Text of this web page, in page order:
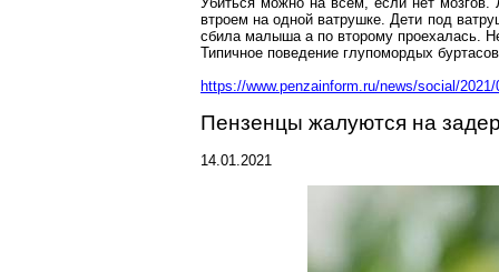
втроем на одной ватрушке. Дети под
сбила малышаа по второму проехалась.
Типичное поведение глупомордых буртасов
https://www.penzainform.ru/news/social/
Пензенцы жалуются на
14.01.2021